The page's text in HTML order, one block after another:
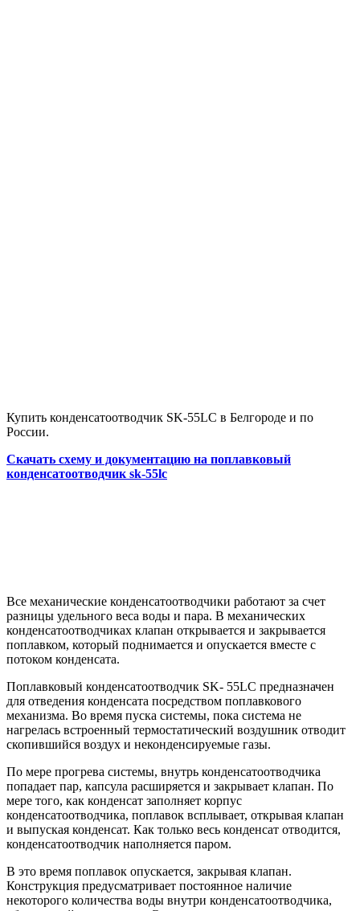
Купить конденсатоотводчик SK-55LC в Белгороде и по
России.
Скачать схему и документацию на поплавковый
конденсатоотводчик sk-55lc
Все механические конденсатоотводчики работают за счет
разницы удельного веса воды и пара. В механических
конденсатоотводчиках клапан открывается и закрывается
поплавком, который поднимается и опускается вместе с
потоком конденсата.
Поплавковый конденсатоотводчик SK- 55LC предназначен
для отведения конденсата посредством поплавкового
механизма. Во время пуска системы, пока система не
нагрелась встроенный термостатический воздушник отводит
скопившийся воздух и неконденсируемые газы.
По мере прогрева системы, внутрь конденсатоотводчика
попадает пар, капсула расширяется и закрывает клапан. По
мере того, как конденсат заполняет корпус
конденсатоотводчика, поплавок всплывает, открывая клапан
и выпуская конденсат. Как только весь конденсат отводится,
конденсатоотводчик наполняется паром.
В это время поплавок опускается, закрывая клапан.
Конструкция предусматривает постоянное наличие
некоторого количества воды внутри конденсатоотводчика,